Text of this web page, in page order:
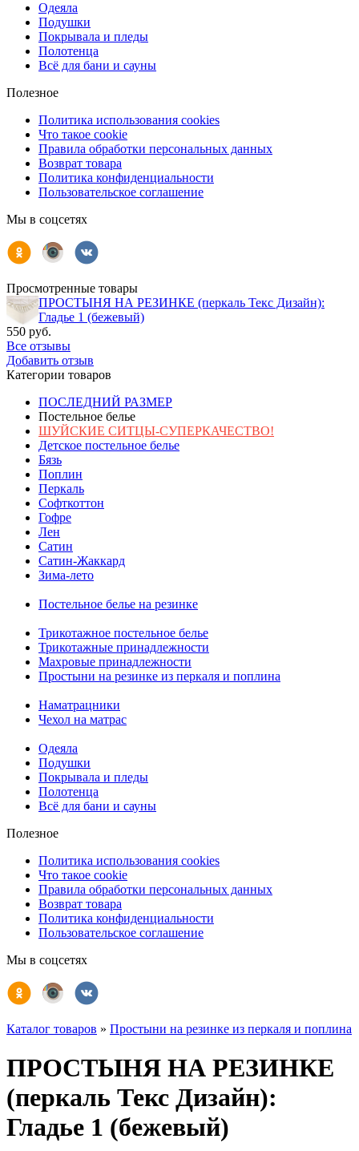
Одеяла
Подушки
Покрывала и пледы
Полотенца
Всё для бани и сауны
Полезное
Политика использования cookies
Что такое cookie
Правила обработки персональных данных
Возврат товара
Политика конфиденциальности
Пользовательское соглашение
Мы в соцсетях
Просмотренные товары
ПРОСТЫНЯ НА РЕЗИНКЕ (перкаль Текс Дизайн):
Гладье 1 (бежевый)
550 руб.
Все отзывы
Добавить отзыв
Категории товаров
ПОСЛЕДНИЙ РАЗМЕР
Постельное белье
ШУЙСКИЕ СИТЦЫ-СУПЕРКАЧЕСТВО!
Детское постельное белье
Бязь
Поплин
Перкаль
Софткоттон
Гофре
Лен
Сатин
Сатин-Жаккард
Зима-лето
Постельное белье на резинке
Трикотажное постельное белье
Трикотажные принадлежности
Махровые принадлежности
Простыни на резинке из перкаля и поплина
Наматрацники
Чехол на матрас
Одеяла
Подушки
Покрывала и пледы
Полотенца
Всё для бани и сауны
Полезное
Политика использования cookies
Что такое cookie
Правила обработки персональных данных
Возврат товара
Политика конфиденциальности
Пользовательское соглашение
Мы в соцсетях
Каталог товаров » Простыни на резинке из перкаля и поплина
ПРОСТЫНЯ НА РЕЗИНКЕ
(перкаль Текс Дизайн):
Гладье 1 (бежевый)